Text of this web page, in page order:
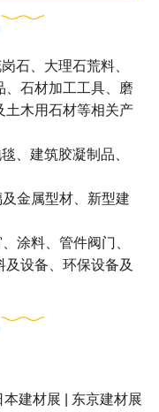
石、大理石荒料、
、石材加工工具、磨
土木用石材等相关产
、建筑胶凝制品、
金属型材、新型建
涂料、管件阀门、
设备、环保设备及
建材展 | 东京建材展